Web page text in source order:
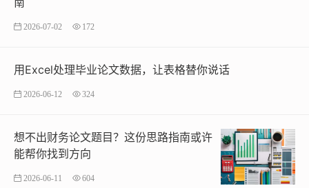
2026-07-02 172
用Excel处理毕业论文数据，让表格替你说话
2026-06-12 324
想不出财务论文题目？这份思路指南或许
能帮你找到方向
2026-06-11 604